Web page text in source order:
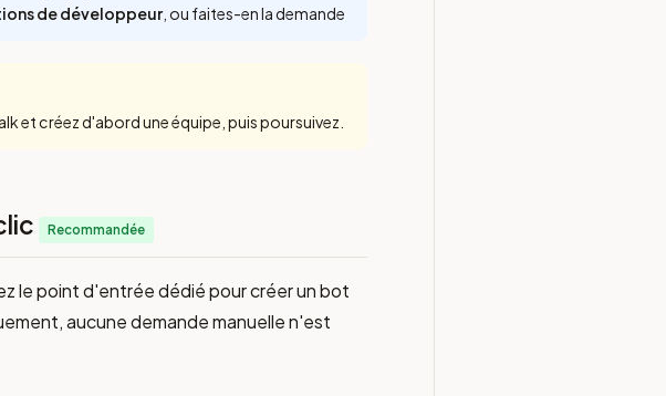
de développeur, ou faites-en la demande
et créez d'abord une équipe, puis poursuivez.
Recommandée
le point d'entrée dédié pour créer un bot
aucune demande manuelle n'est